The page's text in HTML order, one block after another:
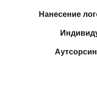
Нанесение